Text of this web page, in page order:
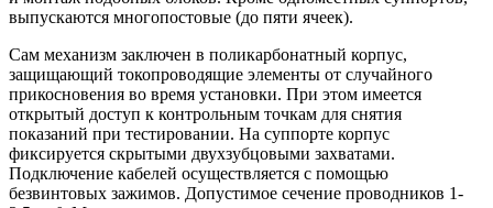
выпускаются многопостовые (до пяти ячеек).
Сам механизм заключен в поликарбонатный корпус,
защищающий токопроводящие элементы от случайного
прикосновения во время установки. При этом имеется
открытый доступ к контрольным точкам для снятия
показаний при тестировании. На суппорте корпус
фиксируется скрытыми двухзубцовыми захватами.
Подключение кабелей осуществляется с помощью
безвинтовых зажимов. Допустимое сечение проводников 1-